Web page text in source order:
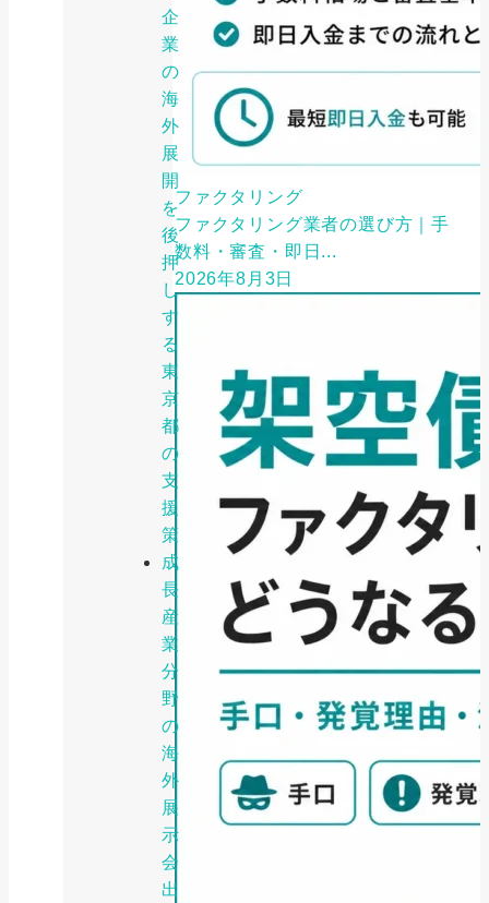
企
業
の
海
外
展
開
を
後
押
し
す
る
東
京
都
の
支
援
策
成
長
産
業
分
野
の
海
外
展
示
会
出
ファクタリング
ファクタリング業者の選び方｜手
数料・審査・即日...
2026年8月3日